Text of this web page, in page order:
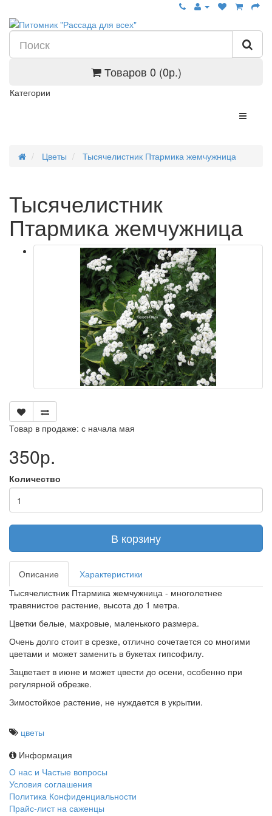
Товаров 0 (0р.)
Категории
Цветы Тысячелистник Птармика жемчужница
Тысячелистник
Птармика жемчужница
Товар в продаже: с начала мая
350р.
Количество
В корзину
Описание
Характеристики
Тысячелистник Птармика жемчужница - многолетнее
травянистое растение, высота до 1 метра.
Цветки белые, махровые, маленького размера.
Очень долго стоит в срезке, отлично сочетается со многими
цветами и может заменить в букетах гипсофилу.
Зацветает в июне и может цвести до осени, особенно при
регулярной обрезке.
Зимостойкое растение, не нуждается в укрытии.
цветы
Информация
О нас и Частые вопросы
Условия соглашения
Политика Конфиденциальности
Прайс-лист на саженцы